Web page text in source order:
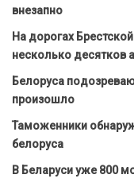
внезапно
На дорогах
несколько десятков
Белоруса
произошло
Таможенники
белоруса
В Беларуси уже 800